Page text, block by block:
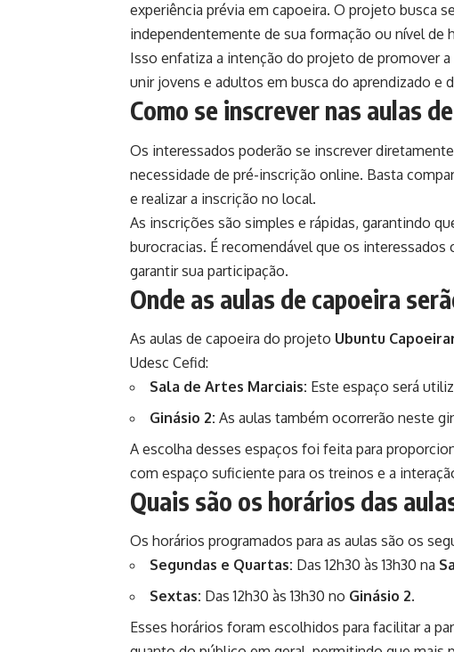
experiência prévia em capoeira. O projeto busca
independentemente de sua formação ou nível de
Isso enfatiza a intenção do projeto de promover
unir jovens e adultos em busca do aprendizado e
Como se inscrever nas aulas
Os interessados poderão se inscrever
necessidade de pré-inscrição online. Basta
e realizar a inscrição no local.
As inscrições são simples e rápidas, garantindo
burocracias. É recomendável que os
garantir sua participação.
Onde as aulas de capoeira
As aulas de capoeira do projeto Ubuntu
Udesc Cefid:
Sala de Artes Marciais: Este espaço será
Ginásio 2: As aulas também ocorrerão neste
A escolha desses espaços foi feita para
com espaço suficiente para os treinos e a
Quais são os horários das
Os horários programados para as aulas são os
Segundas e Quartas: Das 12h30 às 13h30 na
Sextas: Das 12h30 às 13h30 no Ginásio 2.
Esses horários foram escolhidos para facilitar a